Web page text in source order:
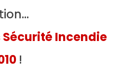
Sécurité Incendie
!